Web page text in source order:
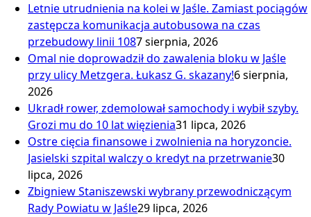
Letnie utrudnienia na kolei w Jaśle. Zamiast pociągów
zastępcza komunikacja autobusowa na czas
przebudowy linii 1087 sierpnia, 2026
Omal nie doprowadził do zawalenia bloku w Jaśle
przy ulicy Metzgera. Łukasz G. skazany!6 sierpnia,
2026
Ukradł rower, zdemolował samochody i wybił szyby.
Grozi mu do 10 lat więzienia31 lipca, 2026
Ostre cięcia finansowe i zwolnienia na horyzoncie.
Jasielski szpital walczy o kredyt na przetrwanie30
lipca, 2026
Zbigniew Staniszewski wybrany przewodniczącym
Rady Powiatu w Jaśle29 lipca, 2026